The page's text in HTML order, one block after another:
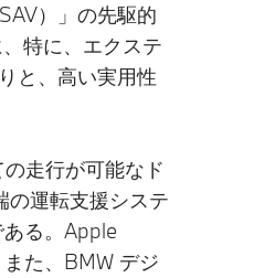
）」の先駆的
特に、エクステ
と、高い実用性
走行が可能なド
の運転支援システ
る。Apple
た、BMW デジ